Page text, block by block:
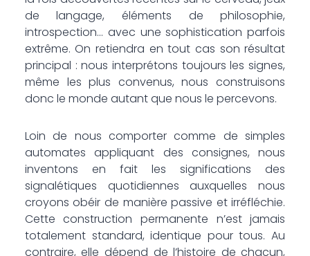
de langage, éléments de philosophie,
introspection… avec une sophistication parfois
extrême. On retiendra en tout cas son résultat
principal : nous interprétons toujours les signes,
même les plus convenus, nous construisons
donc le monde autant que nous le percevons.
Loin de nous comporter comme de simples
automates appliquant des consignes, nous
inventons en fait les significations des
signalétiques quotidiennes auxquelles nous
croyons obéir de manière passive et irréfléchie.
Cette construction permanente n’est jamais
totalement standard, identique pour tous. Au
contraire, elle dépend de l’histoire de chacun,